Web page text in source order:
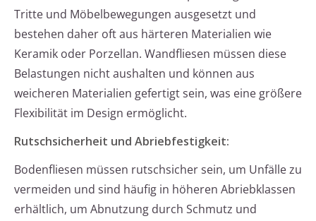
Tritte und Möbelbewegungen ausgesetzt und
bestehen daher oft aus härteren Materialien wie
Keramik oder Porzellan. Wandfliesen müssen diese
Belastungen nicht aushalten und können aus
weicheren Materialien gefertigt sein, was eine größere
Flexibilität im Design ermöglicht.
Rutschsicherheit und Abriebfestigkeit:
Bodenfliesen müssen rutschsicher sein, um Unfälle zu
vermeiden und sind häufig in höheren Abriebklassen
erhältlich, um Abnutzung durch Schmutz und